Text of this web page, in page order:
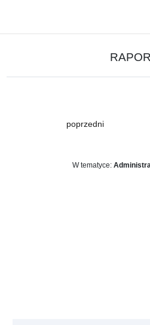
poprzedni
W tematyce: